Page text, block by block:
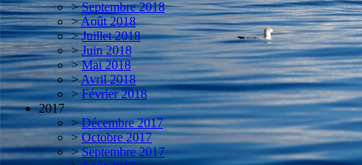
> Septembre 2018
>Août 2018
> Juillet 2018
> Juin 2018
> Mai 2018
>Avril 2018
> Février 2018
2017
> Décembre 2017
> Octobre 2017
> Septembre 2017